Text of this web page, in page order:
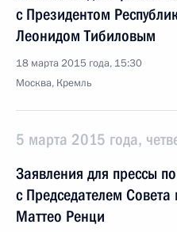
с Президентом
Леонидом Тибиловым
18 марта 2015 года, 15:30
Москва, Кремль
5 марта 2015 года,
Заявления для прессы
с Председателем
Маттео Ренци